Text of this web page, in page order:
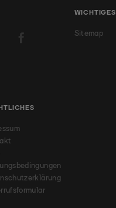
WICHTIGES
Sitemap